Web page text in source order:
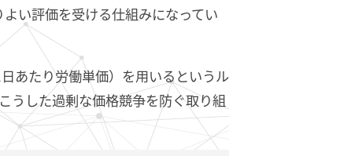
い評価を受ける仕組みになってい
あたり労働単価）を用いるというル
うした過剰な価格競争を防ぐ取り組